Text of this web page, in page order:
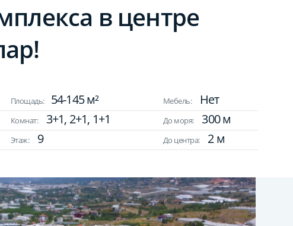
в центре
Площадь: 54-145 м² Мебель: Нет
Комнат: 3+1, 2+1, 1+1 До моря: 300 м
Этаж: 9 До центра: 2 м